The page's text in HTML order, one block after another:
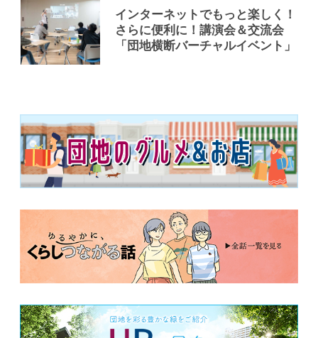
インターネットでもっと楽しく！
さらに便利に！講演会＆交流会
「団地横断バーチャルイベント」